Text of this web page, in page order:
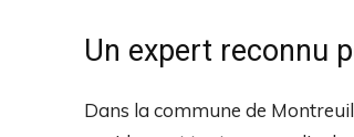
Un expert reconnu
Dans la commune de